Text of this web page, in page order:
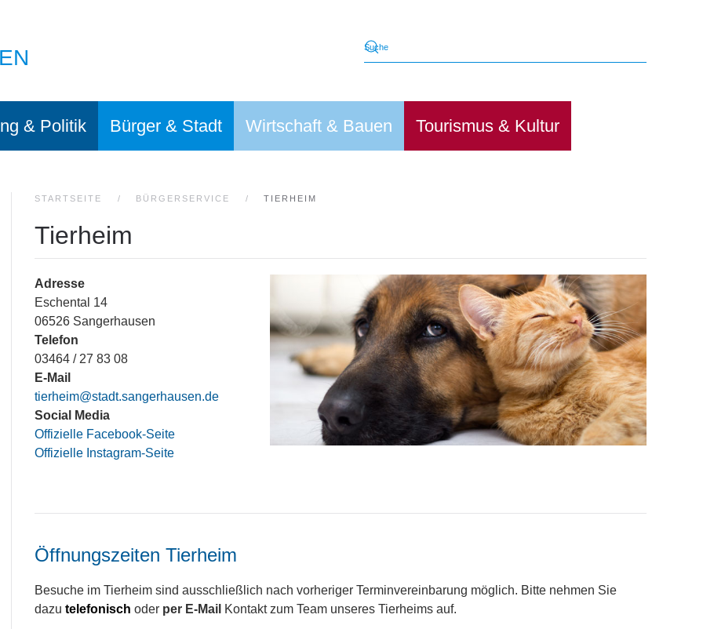
& Politik Bürger & Stadt Wirtschaft & Bauen Tourismus & Kultur
STARTSEITE BÜRGERSERVICE TIERHEIM
Tierheim
Adresse
Eschental 14
06526 Sangerhausen
Telefon
03464 / 27 83 08
E-Mail
tierheim@stadt.sangerhausen.de
Social Media
Offizielle Facebook-Seite
Offizielle Instagram-Seite
Öffnungszeiten Tierheim
Besuche im Tierheim sind ausschließlich nach vorheriger Terminvereinbarung möglich. Bitte nehmen Sie
dazu telefonisch oder per E-Mail Kontakt zum Team unseres Tierheims auf.